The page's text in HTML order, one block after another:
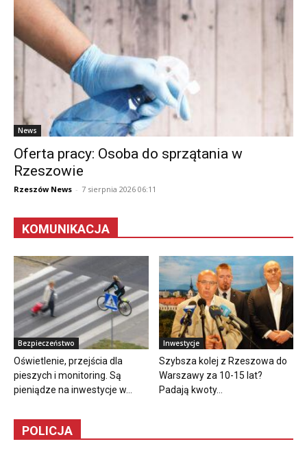
News
Oferta pracy: Osoba do sprzątania w
Rzeszowie
Rzeszów News - 7 sierpnia 2026 06:11
KOMUNIKACJA
Bezpieczeństwo
Oświetlenie, przejścia dla
pieszych i monitoring. Są
pieniądze na inwestycje w...
Inwestycje
Szybsza kolej z Rzeszowa do
Warszawy za 10-15 lat?
Padają kwoty...
POLICJA